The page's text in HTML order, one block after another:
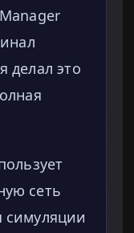
делал это
сеть
симуляции